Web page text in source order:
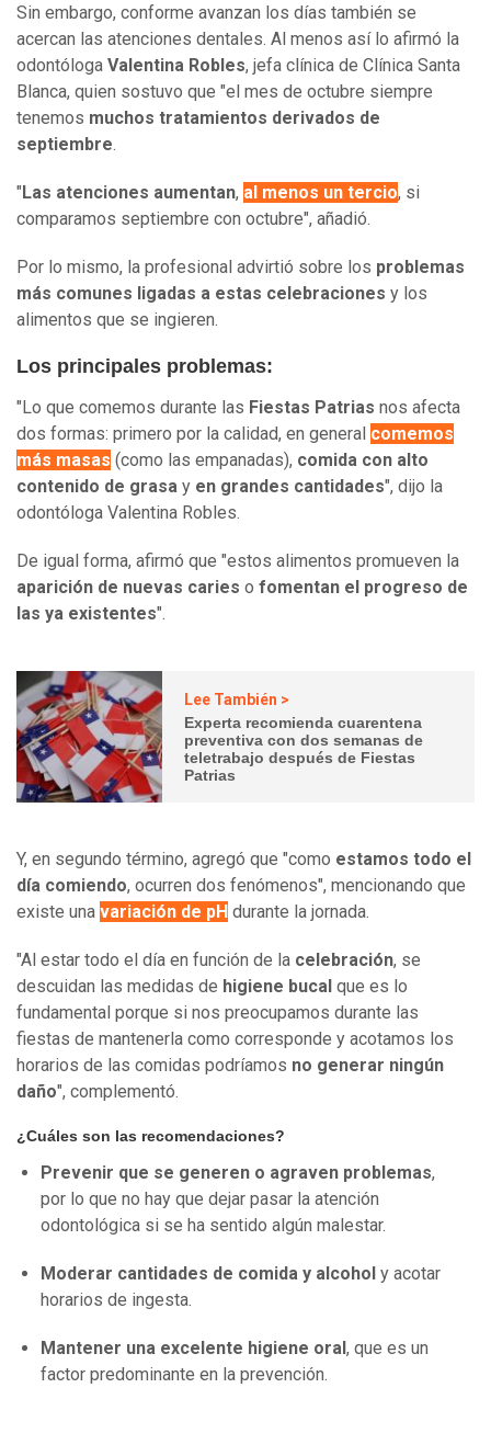
Sin embargo, conforme avanzan los días también se
acercan las atenciones dentales. Al menos así lo afirmó la
odontóloga Valentina Robles, jefa clínica de Clínica Santa
Blanca, quien sostuvo que "el mes de octubre siempre
tenemos muchos tratamientos derivados de
septiembre.
" Las atenciones aumentan, al menos un tercio, si
comparamos septiembre con octubre", añadió.
Por lo mismo, la profesional advirtió sobre los problemas
más comunes ligadas a estas celebraciones y los
alimentos que se ingieren.
Los principales problemas:
"Lo que comemos durante las Fiestas Patrias nos afecta
dos formas: primero por la calidad, en general comemos
más masas (como las empanadas), comida con alto
contenido de grasa y en grandes cantidades", dijo la
odontóloga Valentina Robles.
De igual forma, afirmó que "estos alimentos promueven la
aparición de nuevas caries o fomentan el progreso de
las ya existentes".
Lee También >
Experta recomienda cuarentena
preventiva con dos semanas de
teletrabajo después de Fiestas
Patrias
Y, en segundo término, agregó que "como estamos todo el
día comiendo, ocurren dos fenómenos", mencionando que
existe una variación de pH durante la jornada.
"Al estar todo el día en función de la celebración, se
descuidan las medidas de higiene bucal que es lo
fundamental porque si nos preocupamos durante las
fiestas de mantenerla como corresponde y acotamos los
horarios de las comidas podríamos no generar ningún
daño", complementó.
¿Cuáles son las recomendaciones?
Prevenir que se generen o agraven problemas,
por lo que no hay que dejar pasar la atención
odontológica si se ha sentido algún malestar.
Moderar cantidades de comida y alcohol y acotar
horarios de ingesta.
Mantener una excelente higiene oral , que es un
factor predominante en la prevención.